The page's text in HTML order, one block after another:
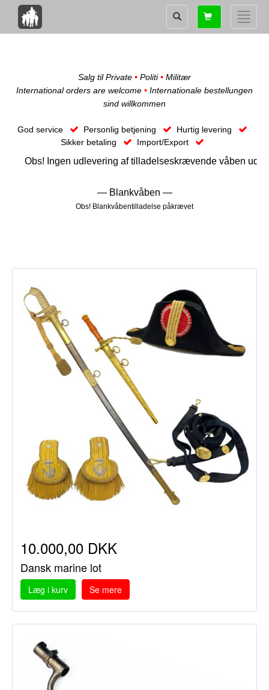
Toggle
Shopping
card
Salg til Private • Politi• Militær
International orders are welcome • Internationale bestellungen
sind willkommen
God service Personlig betjening
Hurtig levering
Sikker betaling
Import/Export
Ingen udlevering af tilladelseskrævende våben uden
— Blankvåben —
Obs! Blankvåbentilladelse påkrævet
10.000,00 DKK
Dansk marine lot
Læg i kurv Se mere